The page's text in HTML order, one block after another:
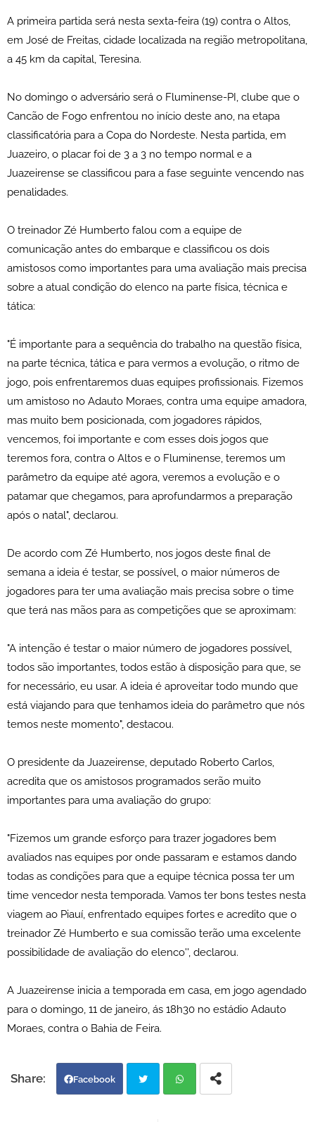
A primeira partida será nesta sexta-feira (19) contra o Altos,
em José de Freitas, cidade localizada na região metropolitana,
a 45 km da capital, Teresina.
No domingo o adversário será o Fluminense-PI, clube que o
Cancão de Fogo enfrentou no início deste ano, na etapa
classificatória para a Copa do Nordeste. Nesta partida, em
Juazeiro, o placar foi de 3 a 3 no tempo normal e a
Juazeirense se classificou para a fase seguinte vencendo nas
penalidades.
O treinador Zé Humberto falou com a equipe de
comunicação antes do embarque e classificou os dois
amistosos como importantes para uma avaliação mais precisa
sobre a atual condição do elenco na parte física, técnica e
tática:
"É importante para a sequência do trabalho na questão física,
na parte técnica, tática e para vermos a evolução, o ritmo de
jogo, pois enfrentaremos duas equipes profissionais. Fizemos
um amistoso no Adauto Moraes, contra uma equipe amadora,
mas muito bem posicionada, com jogadores rápidos,
vencemos, foi importante e com esses dois jogos que
teremos fora, contra o Altos e o Fluminense, teremos um
parâmetro da equipe até agora, veremos a evolução e o
patamar que chegamos, para aprofundarmos a preparação
após o natal", declarou.
De acordo com Zé Humberto, nos jogos deste final de
semana a ideia é testar, se possível, o maior números de
jogadores para ter uma avaliação mais precisa sobre o time
que terá nas mãos para as competições que se aproximam:
"A intenção é testar o maior número de jogadores possível,
todos são importantes, todos estão à disposição para que, se
for necessário, eu usar. A ideia é aproveitar todo mundo que
está viajando para que tenhamos ideia do parâmetro que nós
temos neste momento", destacou.
O presidente da Juazeirense, deputado Roberto Carlos,
acredita que os amistosos programados serão muito
importantes para uma avaliação do grupo:
"Fizemos um grande esforço para trazer jogadores bem
avaliados nas equipes por onde passaram e estamos dando
todas as condições para que a equipe técnica possa ter um
time vencedor nesta temporada. Vamos ter bons testes nesta
viagem ao Piauí, enfrentado equipes fortes e acredito que o
treinador Zé Humberto e sua comissão terão uma excelente
possibilidade de avaliação do elenco'', declarou.
A Juazeirense inicia a temporada em casa, em jogo agendado
para o domingo, 11 de janeiro, ás 18h30 no estádio Adauto
Moraes, contra o Bahia de Feira.
Facebook